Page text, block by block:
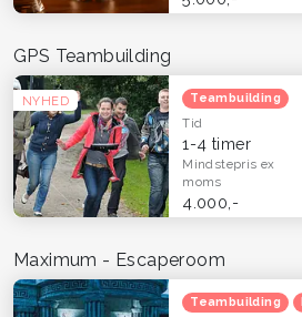
NYHED
GPS Teambuilding
Teambuilding
Tid
1-4 timer
Mindstepris ex
moms
4.000,-
Maximum - Escaperoom
Teambuilding